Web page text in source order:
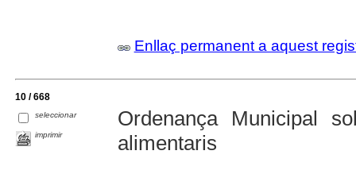
Enllaç permanent a aquest
10 / 668
seleccionar
imprimir
Ordenança Municipal
alimentaris